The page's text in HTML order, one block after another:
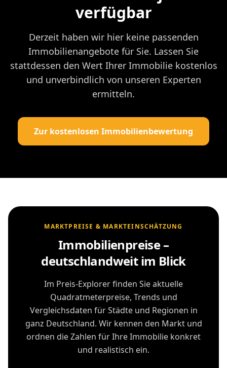
verfügbar
Derzeit haben wir hier keine passenden
Immobilienangebote für Sie. Lassen Sie
stattdessen den Wert Ihrer Immobilie kostenlos
und unverbindlich von unseren Experten
ermitteln.
Zur kostenlosen Immobilienbewertung
MARKTPREISE & MARKTEINSCHÄTZUNG
Immobilienpreise –
deutschlandweit im Blick
Im Preis-Explorer finden Sie aktuelle
Quadratmeterpreise, Trends und
Vergleichsdaten für Städte und Regionen in
ganz Deutschland. Wir kennen den Markt und
ordnen die Zahlen für Ihre Immobilie konkret
und realistisch ein.